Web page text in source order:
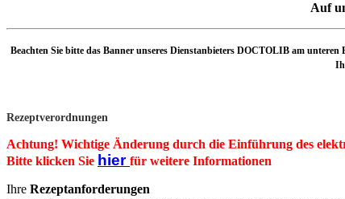
Auf
Beachten Sie bitte das Banner unseres Dienstanbieters DOCTOLIB am
Rezeptverordnungen
Achtung! Wichtige Änderung durch die Einführung des
Bitte klicken Sie hier für weitere Informationen
Ihre Rezeptanforderungen